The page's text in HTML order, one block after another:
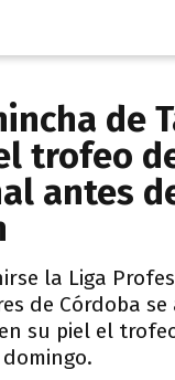
de
trofeo
antes
la Liga
de Córdoba
su piel el